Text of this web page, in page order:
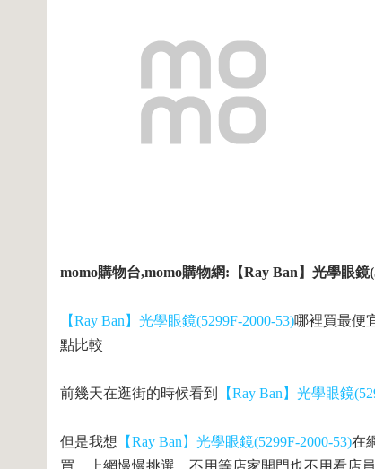
momo購物台,momo購物網:【Ray Ban】光學眼鏡
【Ray Ban】光學眼鏡(5299F-2000-53)哪裡買最便
點比較
前幾天在逛街的時候看到 【Ray Ban】光學眼鏡
但是我想 【Ray Ban】光學眼鏡(5299F-2000-53)在
買，上網慢慢挑選，不用等店家開門也不用看店